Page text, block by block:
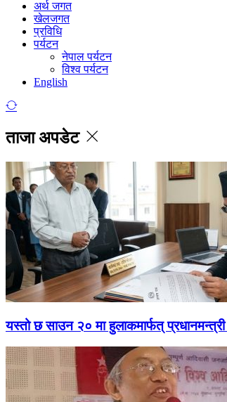
अर्थ जगत
खेलजगत
प्रविधि
पर्यटन
नेपाल पर्यटन
विश्व पर्यटन
English
ताजा अपडेट
यस्तो छ साउन २० मा हुलाकमार्फत् प्रधानमन्त्री